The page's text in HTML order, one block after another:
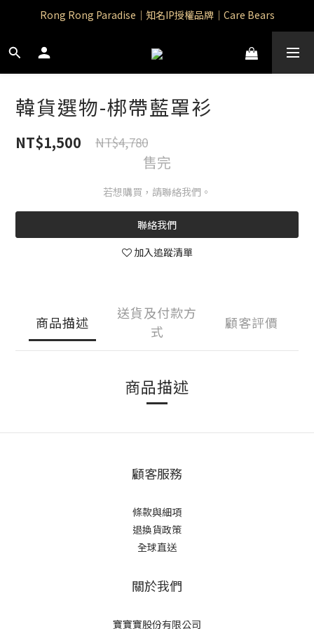
Rong Rong Paradise｜知名IP授權品牌｜Care Bears
Rong Rong Paradise｜知名IP授權品牌｜Care Bears
Rong Rong Selection 國 際 精 品｜生 活 選 物
Rong Rong Selection服 飾 | 自 訂 品 牌 服 飾
Rong Rong Paradise｜知名IP授權品牌｜Care Bears
韓貨選物-梆帶藍罩衫
NT$1,500 NT$4,780
售完
若想購買，請聯絡我們。
聯絡我們
加入追蹤清單
商品描述
送貨及付款方
式
顧客評價
商品描述
顧客服務
條款與細項
退換貨政策
全球直送
關於我們
寶寶寶股份有限公司